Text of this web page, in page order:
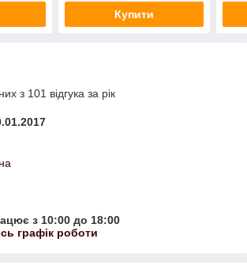
Купити
з 101 відгука за рік
з 10:00 до 18:00
графік роботи